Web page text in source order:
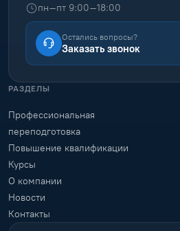
пн–пт 9:00–18:00
Остались вопросы?
Заказать звонок
РАЗДЕЛЫ
Профессиональная
переподготовка
Повышение квалификации
Курсы
О компании
Новости
Контакты